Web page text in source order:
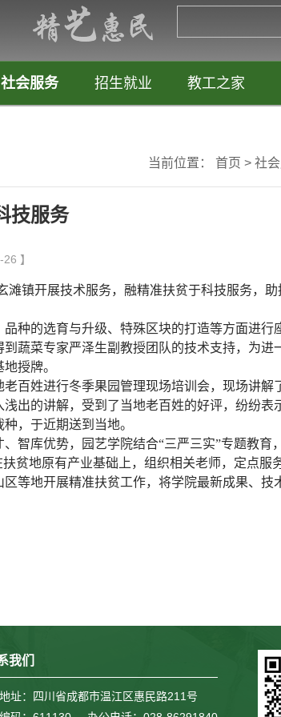
社会服务 招生就业 教工之家
当前位置： 首页 > 社
技服务
】
镇开展技术服务，融精准扶贫于科技服务，
种的选育与升级、特殊区块的打造等方面进行
蔬菜专家严泽生副教授团队的技术支持，为进
授牌。
百姓进行冬季果园管理现场培训会，现场讲解
出的讲解，受到了当地老百姓的好评，纷纷表
，于近期送到当地。
智库优势，园艺学院结合“三严三实”专题教育
贫地原有产业基础上，组织相关老师，定点服
等地开展精准扶贫工作，将学院最新成果、技
我们
址：四川省成都市温江区惠民路211号